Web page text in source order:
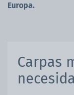
Europa.
Carpas